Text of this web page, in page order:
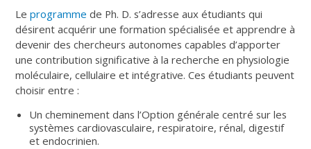
Leprogramme de Ph. D. s’adresse aux étudiants qui
désirent acquérir une formation spécialisée et apprendre à
devenir des chercheurs autonomes capables d’apporter
une contribution significative à la recherche en physiologie
moléculaire, cellulaire et intégrative. Ces étudiants peuvent
choisir entre :
Un cheminement dans l’Option générale centré sur les
systèmes cardiovasculaire, respiratoire, rénal, digestif
et endocrinien.